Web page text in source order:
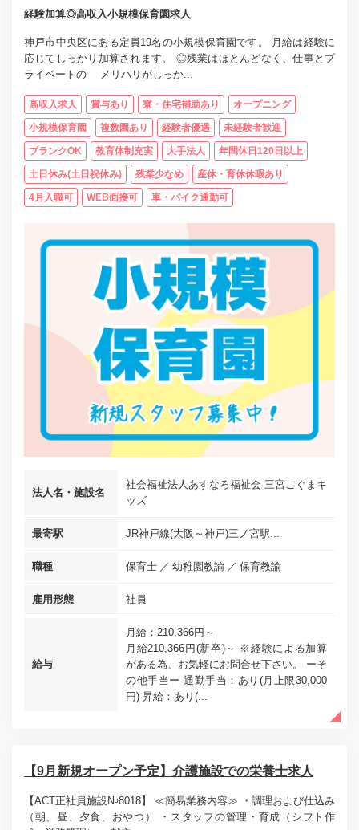
経験加算◎高収入小規模保育園求人
神戸市中央区にある定員19名の小規模保育園です。 月給は経験に
応じてしっかり加算されます。 ◎残業はほとんどなく、仕事とプ
ライベートの メリハリがしっか...
高収入求人 賞与あり 寮・住宅補助あり オープニング
小規模保育園 複数園あり 経験者優遇 未経験者歓迎
ブランクOK 教育体制充実 大手法人 年間休日120日以上
土日休み(土日祝休み) 残業少なめ 産休・育休休暇あり
4月入職可 WEB面接可 車・バイク通勤可
法人名・施設名
社会福祉法人あすなろ福祉会 三宮こぐまキ
ッズ
最寄駅 JR神戸線(大阪～神戸)三ノ宮駅...
職種 保育士 幼稚園教諭 保育教諭
雇用形態 社員
給与
月給：210,366円～
月給210,366円(新卒)～ ※経験による加算
がある為、お気軽にお問合せ下さい。 ーそ
の他手当ー 通勤手当：あり(月上限30,000
円) 昇給：あり(...
【9月新規オープン予定】介護施設での栄養士求人
【ACT正社員施設№8018】 ≪簡易業務内容≫ ・調理および仕込み
（朝、昼、夕食、おやつ） ・スタッフの管理・育成（シフト作